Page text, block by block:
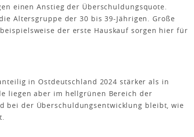
einen Anstieg der Überschuldungsquote.
Altersgruppe der 30 bis 39-Jährigen. Große
der erste Hauskauf sorgen hier für
in Ostdeutschland 2024 stärker als in
liegen aber im hellgrünen Bereich der
bei der Überschuldungsentwicklung bleibt, wie